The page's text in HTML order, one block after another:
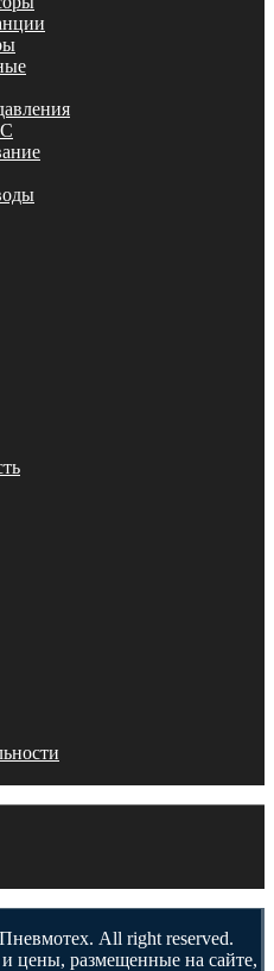
All right reserved.
цены, размещенные на сайте,